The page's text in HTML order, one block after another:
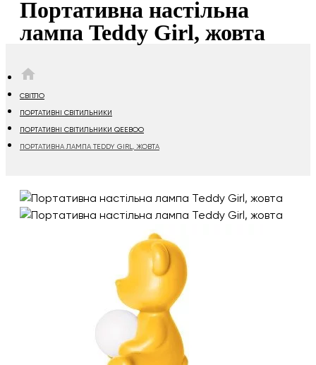
Портативна настільна
лампа Teddy Girl, жовта
СВІТЛО
ПОРТАТИВНІ СВІТИЛЬНИКИ
ПОРТАТИВНІ СВІТИЛЬНИКИ QEEBOO
ПОРТАТИВНА ЛАМПА TEDDY GIRL, ЖОВТА